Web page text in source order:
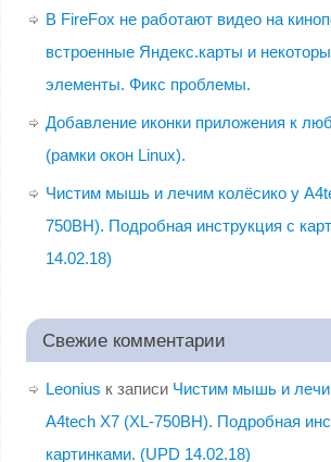
В FireFox не работают видео на
встроенные Яндекс.карты и
элементы. Фикс проблемы.
Добавление иконки приложения к
(рамки окон Linux).
Чистим мышь и лечим колёсико у
750BH). Подробная инструкция с
14.02.18)
Свежие комментарии
Leonius к записи Чистим мышь и
A4tech X7 (XL-750BH). Подробная
картинками. (UPD 14.02.18)